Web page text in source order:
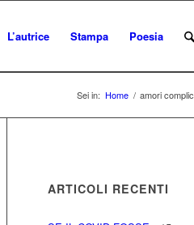
L’autrice Stampa Poesia
Sei in: Home / amori
ARTICOLI RECENTI